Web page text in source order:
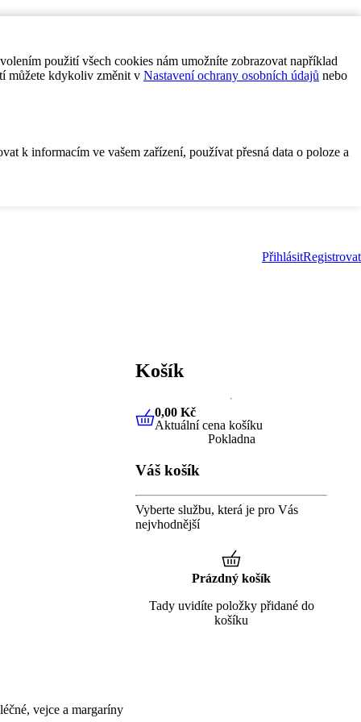
použití všech cookies nám umožníte zobrazovat například
můžete kdykoliv změnit v Nastavení ochrany osobních údajů nebo
k informacím ve vašem zařízení, používat přesná data o poloze a
PřihlásitRegistrovat
vejce a margaríny
Košík
0,00 KčAktuální cena košíku
0,00 Kč
Aktuální cena košíku
Pokladna
Váš košík
Vyberte službu, která je pro Vás
nejvhodnější
Prázdný košík
Tady uvidíte položky přidané do
košíku